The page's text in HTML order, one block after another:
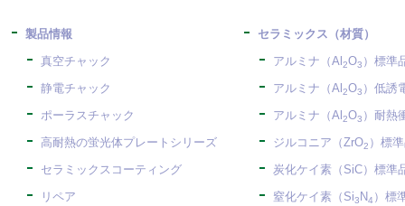
製品情報
真空チャック
静電チャック
ポーラスチャック
高耐熱の蛍光体プレートシリーズ
セラミックスコーティング
リペア
セラミックス（材質）
アルミナ（Al 2O3 ）標準
アルミナ（Al 2O3 ）低誘
アルミナ（Al 2O3 ）耐熱
ジルコニア（ZrO2 ）標
炭化ケイ素（SiC）標準
窒化ケイ素（Si3 N4 ）標